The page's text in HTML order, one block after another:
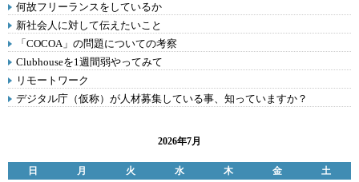
何故フリーランスをしているか
新社会人に対して伝えたいこと
「COCOA」の問題についての考察
Clubhouseを1週間弱やってみて
リモートワーク
デジタル庁（仮称）が人材募集している事、知っていますか？
2026年7月
日 月 火 水 木 金
土